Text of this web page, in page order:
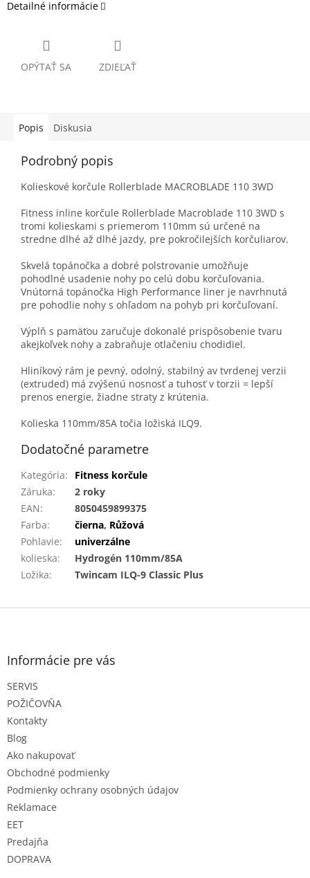
Detailné informácie
OPÝTAŤ SA ZDIEĽAŤ
Popis Diskusia
Podrobný popis
Kolieskové korčule Rollerblade MACROBLADE 110 3WD
Fitness inline korčule Rollerblade Macroblade 110 3WD s
tromi kolieskami s priemerom 110mm sú určené na
stredne dlhé až dlhé jazdy, pre pokročilejších korčuliarov.
Skvelá topánočka a dobré polstrovanie umožňuje
pohodlné usadenie nohy po celú dobu korčuľovania.
Vnútorná topánočka High Performance liner je navrhnutá
pre pohodlie nohy s ohľadom na pohyb pri korčuľovaní.
Výplň s pamäťou zaručuje dokonalé prispôsobenie tvaru
akejkoľvek nohy a zabraňuje otlačeniu chodidiel.
Hliníkový rám je pevný, odolný, stabilný av tvrdenej verzii
(extruded) má zvýšenú nosnosť a tuhosť v torzii = lepší
prenos energie, žiadne straty z krútenia.
Kolieska 110mm/85A točia ložiská ILQ9.
Dodatočné parametre
Kategória:
Fitness korčule
Záruka:
2 roky
EAN:
8050459899375
Farba: čierna, Růžová
Pohlavie:
univerzálne
kolieska:
Hydrogén 110mm/85A
Ložika: Twincam ILQ-9 Classic Plus
Z
Informácie pre vás
SERVIS
POŽIČOVŇA
Kontakty
Blog
Ako nakupovať
Obchodné podmienky
Podmienky ochrany osobných údajov
Reklamace
EET
Predajňa
DOPRAVA